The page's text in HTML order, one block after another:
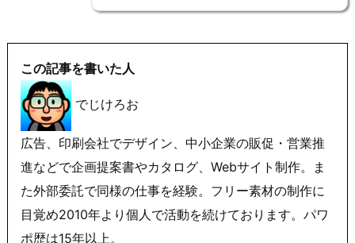
この記事を書いた人
でじけろお
広告、印刷会社でデザイン、中小企業の販促・営業推
進などで企画提案書やカタログ、Webサイト制作。ま
た外部委託で同様の仕事を経験。フリー素材の制作に
目覚め2010年より個人で活動を続けております。パワ
ポ歴は15年以上。